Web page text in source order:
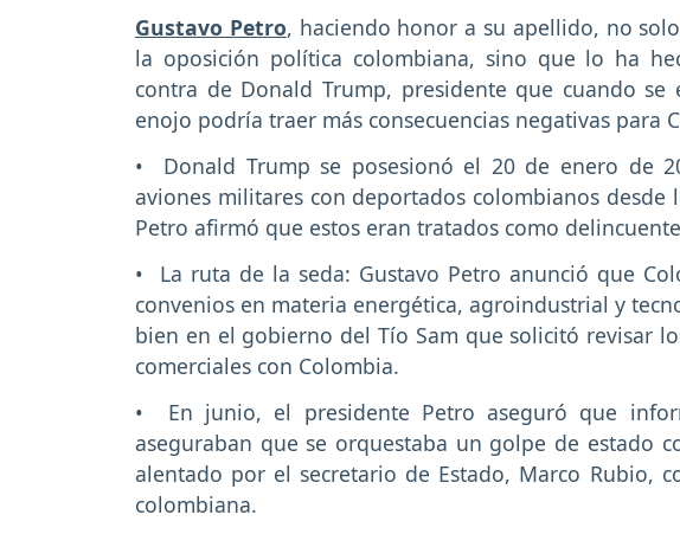
Gustavo Petro, haciendo honor a su apellido, no
la oposición política colombiana, sino que lo ha
contra de Donald Trump, presidente que cuando
enojo podría traer más consecuencias negativas para
• Donald Trump se posesionó el 20 de enero de
aviones militares con deportados colombianos desde
Petro afirmó que estos eran tratados como
• La ruta de la seda: Gustavo Petro anunció que
convenios en materia energética, agroindustrial y
bien en el gobierno del Tío Sam que solicitó revisar
comerciales con Colombia.
• En junio, el presidente Petro aseguró que
aseguraban que se orquestaba un golpe de estado
alentado por el secretario de Estado, Marco Rubio,
colombiana.